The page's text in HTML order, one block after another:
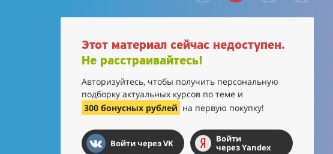
Этот материал сейчас недоступен.
Не расстраивайтесь!
Авторизуйтесь, чтобы получить персональную
подборку актуальных курсов по теме и
300 бонусных рублей на первую покупку!
Войти через VK
Войти
через Yandex